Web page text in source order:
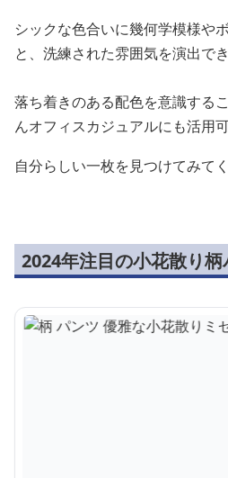
シックな色合いに幾何学模様や
と、洗練された雰囲気を演出でき
落ち着きのある配色を意識する
んオフィスカジュアルにも活用可
自分らしい一枚を見つけてみてく
2024年注目の小花散り